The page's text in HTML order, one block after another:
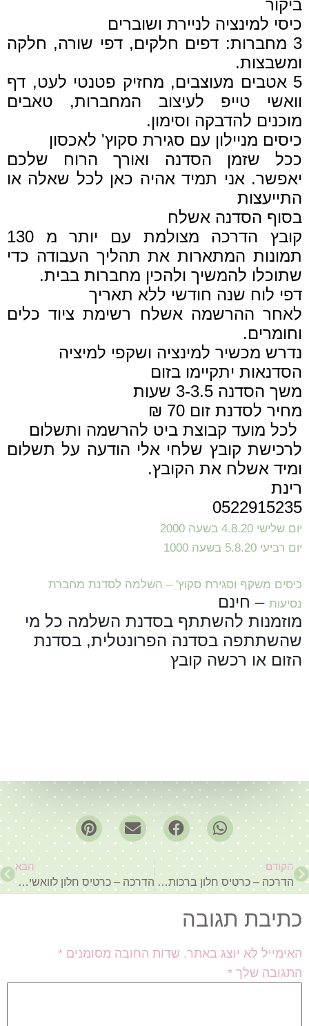
ביקור
כיסי למינציה לניירת ושוברים
3 מחברות: דפים חלקים, דפי שורה, חלקה
ומשבצות.
5 אטבים מעוצבים, מחזיק פטנטי לעט, דף
וואשי טייפ לעיצוב המחברות, טאבים
מוכנים להדבקה וסימון.
כיסים מניילון עם סגירת סקוץ' לאכסון
ככל שזמן הסדנה ואורך הרוח שלכם
יאפשר. אני תמיד אהיה כאן לכל שאלה או
התייעצות
בסוף הסדנה אשלח
קובץ הדרכה מצולמת עם יותר מ 130
תמונות המתארות את תהליך העבודה כדי
שתוכלו להמשיך ולהכין מחברות בבית.
דפי לוח שנה חודשי ללא תאריך
לאחר ההרשמה אשלח רשימת ציוד כלים
וחומרים.
נדרש מכשיר למינציה ושקפי למיציה
הסדנאות יתקיימו בזום
משך הסדנה 3-3.5 שעות
מחיר לסדנת זום 70 ₪
לכל מועד קבוצת ביט להרשמה ותשלום
לרכישת קובץ שלחי אלי הודעה על תשלום
ומיד אשלח את הקובץ.
רינת
0522915235
יום שלישי 4.8.20 בשעה 2000
יום רביעי 5.8.20 בשעה 1000
כיסים משקף וסגירת סקוץ' – השלמה לסדנת מחברת
נסיעות – חינם
מוזמנות להשתתף בסדנת השלמה כל מי
שהשתתפה בסדנה הפרונטלית, בסדנת
הזום או רכשה קובץ
הקודם
הדרכה – כרטיס חלון ברכות לשנה טובה
הבא
הדרכה – כרטיס חלון לוואשיטייפ
כתיבת תגובה
האימייל לא יוצג באתר. שדות החובה מסומנים *
התגובה שלך *